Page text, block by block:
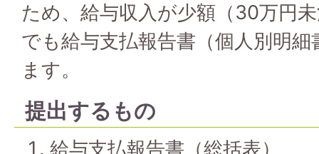
ため、給与収入が少額（30万円
でも給与支払報告書（個人別明
ます。
提出するもの
給与支払報告書（総括表）